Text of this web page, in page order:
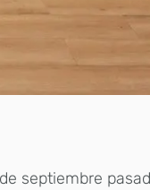
septiembre